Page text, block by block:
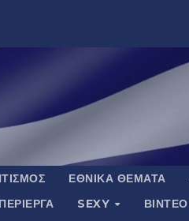
ΕΘΝΙΚΆ ΘΈΜΑΤΑ
ΠΕΡΊΕΡΓΑ SEXY ΒΙΝΤΕΟ